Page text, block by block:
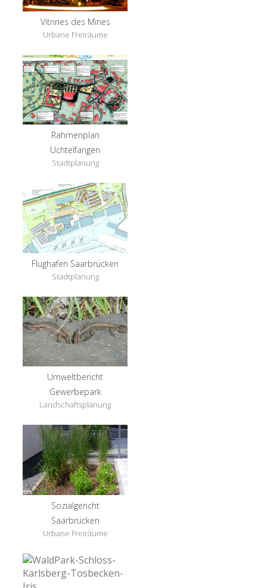
Vitrines des Mines
Urbane Freiräume
Rahmenplan
Uchtelfangen
Stadtplanung
Flughafen Saarbrücken
Stadtplanung
Umweltbericht
Gewerbepark
Landschaftsplanung
Sozialgericht
Saarbrücken
Urbane Freiräume